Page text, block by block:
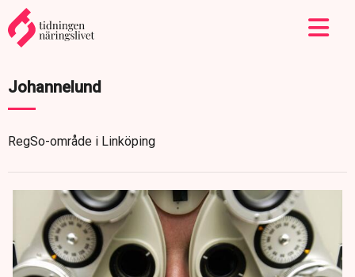
Johannelund
RegSo-område i Linköping